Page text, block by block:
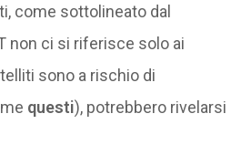
come sottolineato dal
non ci si riferisce solo ai
sono a rischio di
questi), potrebbero rivelarsi